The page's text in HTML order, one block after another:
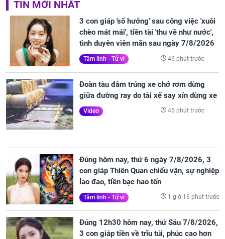
TIN MỚI NHẤT
3 con giáp 'số hưởng' sau công việc 'xuôi
chèo mát mái', tiền tài 'thu về như nước',
tình duyên viên mãn sau ngày 7/8/2026
Tâm linh - Tử vi 46 phút trước
Đoàn tàu đâm trúng xe chở rơm dừng
giữa đường ray do tài xế say xỉn dừng xe
Video 46 phút trước
Đúng hôm nay, thứ 6 ngày 7/8/2026, 3
con giáp Thiên Quan chiếu vận, sự nghiệp
lao đao, tiền bạc hao tốn
Tâm linh - Tử vi 1 giờ 16 phút trước
Đúng 12h30 hôm nay, thứ Sáu 7/8/2026,
3 con giáp tiền về trĩu túi, phúc cao hơn